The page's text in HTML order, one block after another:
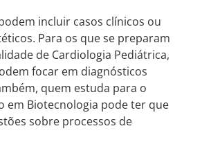
incluir casos clínicos ou
Para os que se preparam
de Cardiologia Pediátrica,
focar em diagnósticos
quem estuda para o
em Biotecnologia pode ter que
sobre processos de